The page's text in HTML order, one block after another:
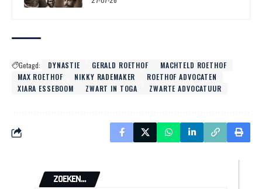
Getagd: DYNASTIE GERALD ROETHOF
MACHTELD ROETHOF
MAX ROETHOF
NIKKY RADEMAKER
ROETHOF ADVOCATEN
XIARA ESSEBOOM
ZWART IN TOGA ZWARTE ADVOCATUUR
ZOEKEN...